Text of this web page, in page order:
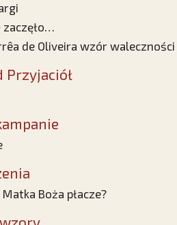
zaczęło…
de Oliveira wzór waleczności
Przyjaciół
Boża płacze?